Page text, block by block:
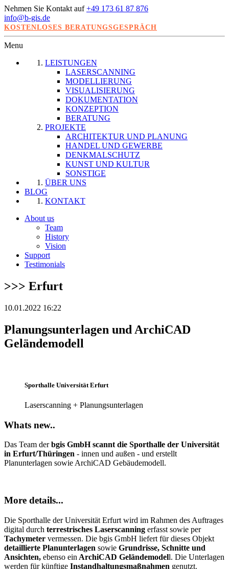
Nehmen Sie Kontakt auf+49 173 61 87 876
info@b-gis.de
KOSTENLOSES BERATUNGSGESPRÄCH
Menu
LEISTUNGEN
LASERSCANNING
MODELLIERUNG
VISUALISIERUNG
DOKUMENTATION
KONZEPTION
BERATUNG
PROJEKTE
ARCHITEKTUR UND PLANUNG
HANDEL UND GEWERBE
DENKMALSCHUTZ
KUNST UND KULTUR
SONSTIGE
ÜBER UNS
BLOG
KONTAKT
About us
Team
History
Vision
Support
Testimonials
>>> Erfurt
10.01.2022 16:22
Planungsunterlagen und ArchiCAD
Geländemodell
Sporthalle Universität Erfurt
Laserscanning + Planungsunterlagen
Whats new..
Das Team derbgis GmbH scannt die Sporthalle der Universität
in Erfurt/Thüringen - innen und außen - und erstellt
Planunterlagen sowie ArchiCAD Gebäudemodell.
More details...
Die Sporthalle der Universität Erfurt wird im Rahmen des Auftrages
digital durch terrestrisches Laserscanning erfasst sowie per
Tachymeter vermessen. Die bgis GmbH liefert für dieses Objekt
detaillierte Planunterlagen sowie Grundrisse, Schnitte und
Ansichten, ebenso ein ArchiCAD Geländemodell. Die Unterlagen
werden für künftige Instandhaltungsmaßnahmen genutzt.